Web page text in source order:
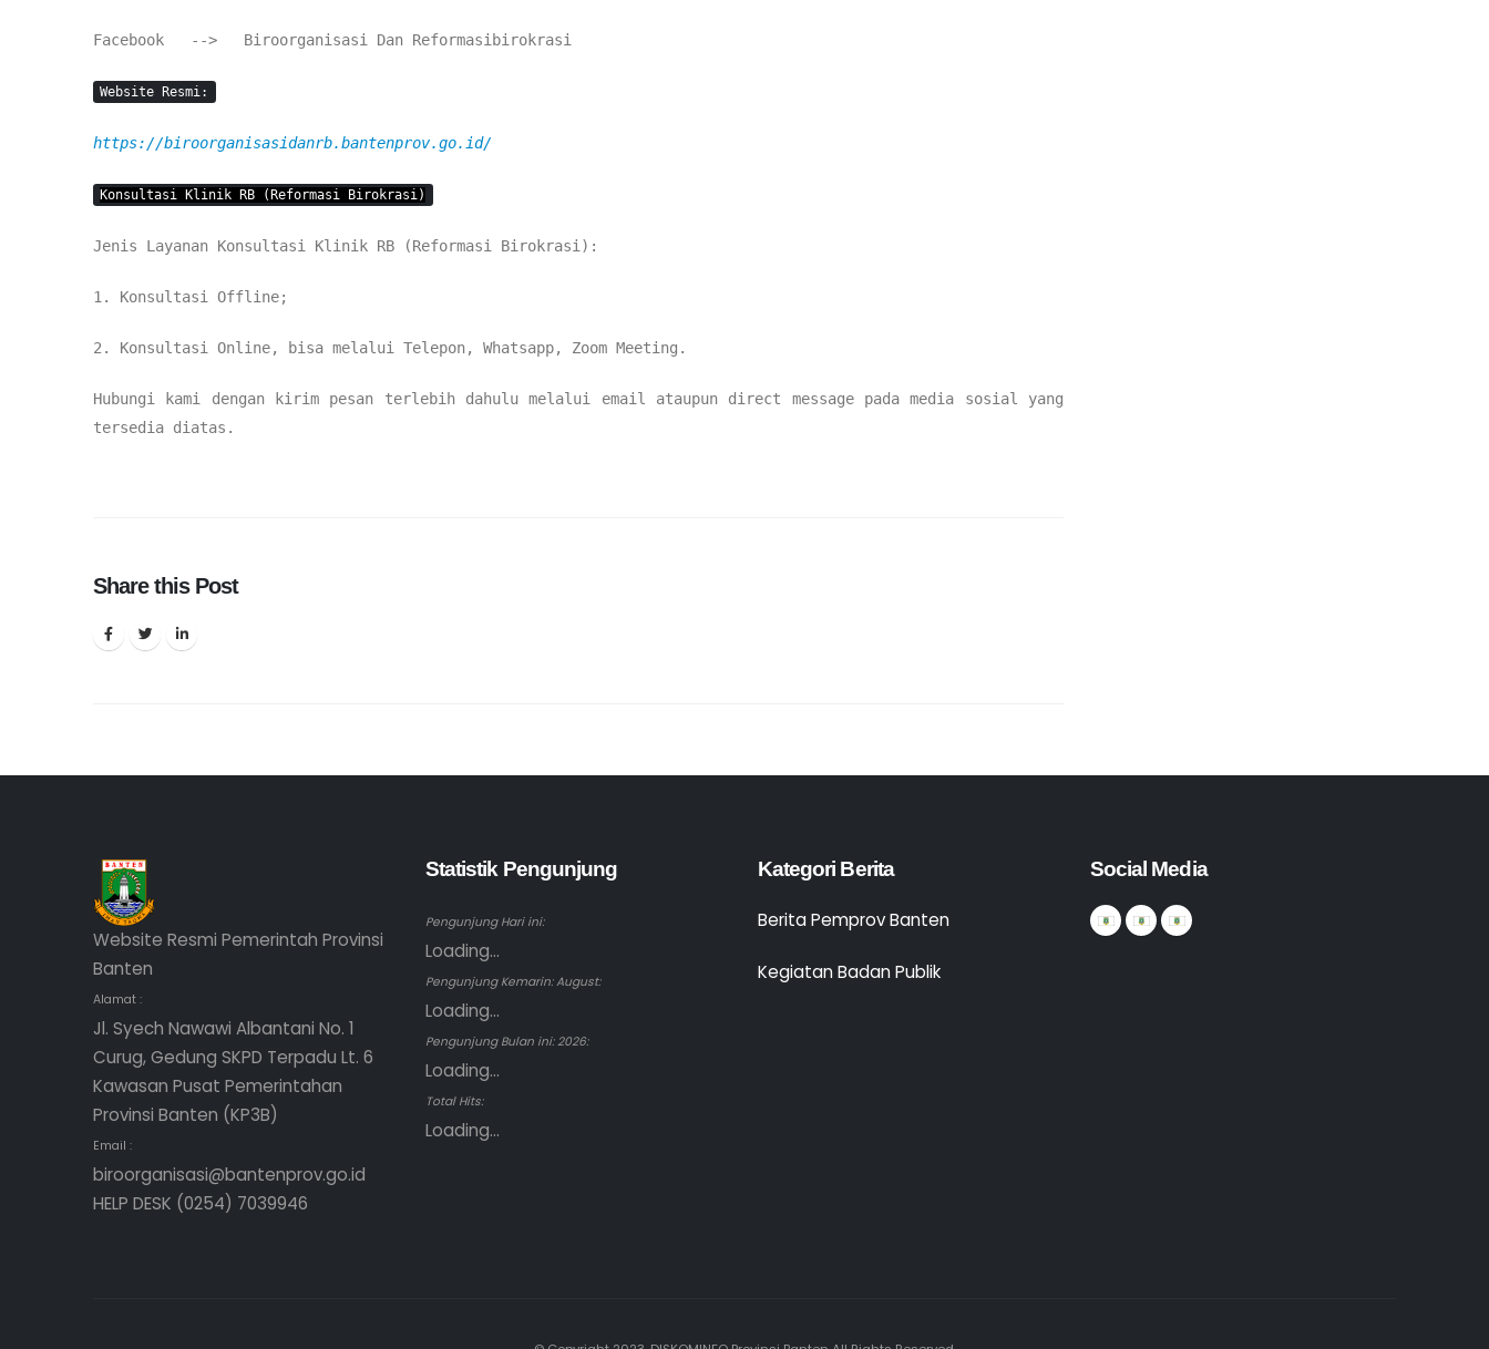
Facebook --> Biroorganisasi Dan Reformasibirokrasi
Website Resmi:
https://biroorganisasidanrb.bantenprov.go.id/
Konsultasi Klinik RB (Reformasi Birokrasi)
Jenis Layanan Konsultasi Klinik RB (Reformasi Birokrasi):
1. Konsultasi Offline;
2. Konsultasi Online, bisa melalui Telepon, Whatsapp, Zoom Meeting.
Hubungi kami dengan kirim pesan terlebih dahulu melalui email ataupun direct message pada media sosial yang
tersedia diatas.
Share this Post
Website Resmi Pemerintah Provinsi
Banten
Alamat :
Jl. Syech Nawawi Albantani No. 1
Curug, Gedung SKPD Terpadu Lt. 6
Kawasan Pusat Pemerintahan
Provinsi Banten (KP3B)
Email :
biroorganisasi@bantenprov.go.id
HELP DESK (0254) 7039946
Statistik Pengunjung
Pengunjung Hari ini:
Loading...
Pengunjung Kemarin: August:
Loading...
Pengunjung Bulan ini: 2026:
Loading...
Total Hits:
Loading...
Kategori Berita
Berita Pemprov Banten
Kegiatan Badan Publik
Social Media